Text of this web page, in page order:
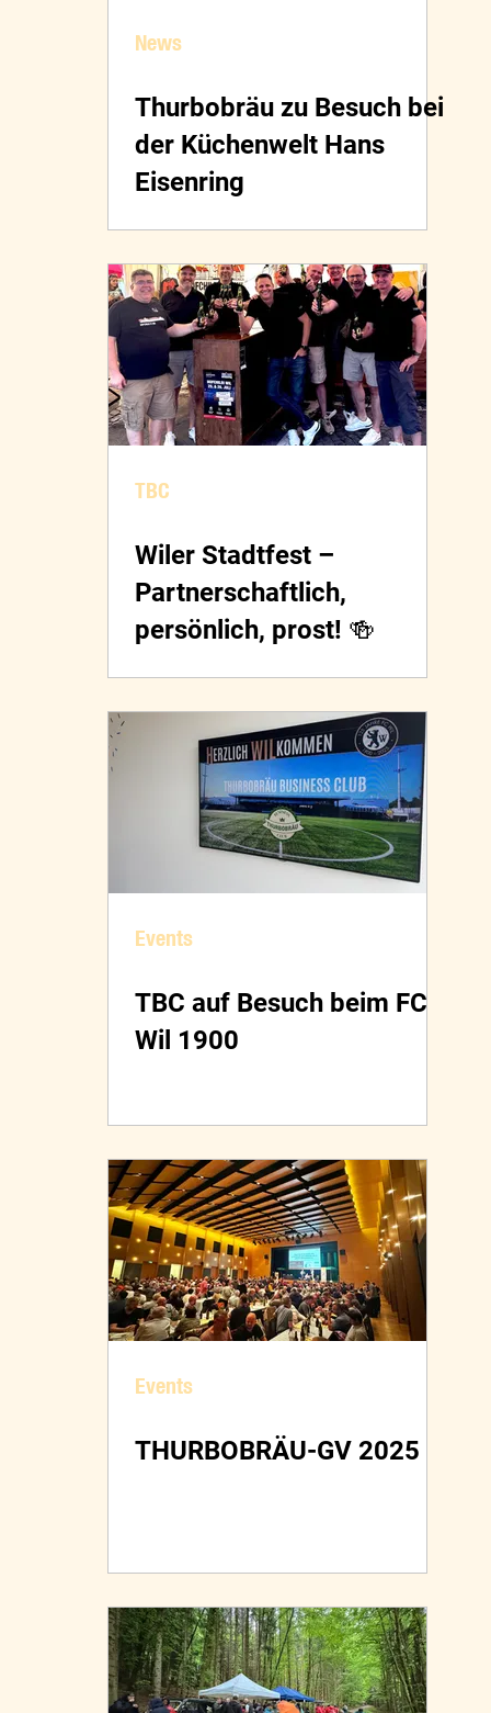
News
Thurbobräu zu Besuch bei
der Küchenwelt Hans
Eisenring
TBC
Wiler Stadtfest –
Partnerschaftlich,
persönlich, prost! 🍻
Events
TBC auf Besuch beim FC
Wil 1900
Events
THURBOBRÄU-GV 2025